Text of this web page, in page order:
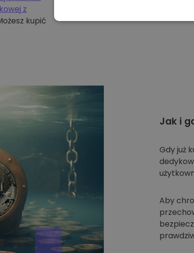
z
kupić
Jak i
Gdy już
Aby